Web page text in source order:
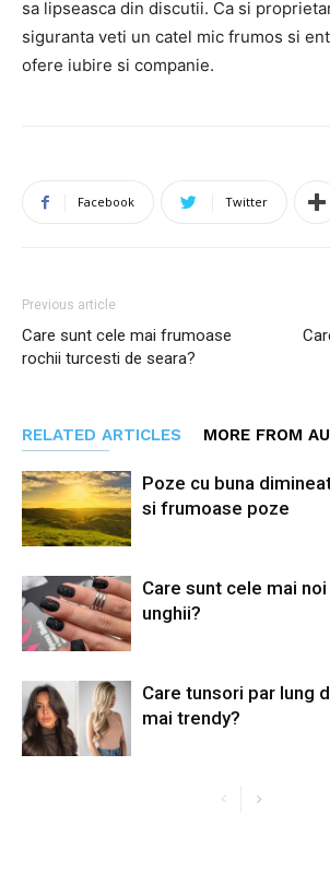
sa lipseasca din discutii. Ca si
siguranta veti un catel mic frumos si
ofere iubire si companie.
Facebook Twitter
Previous article
Care sunt cele mai frumoase
rochii turcesti de seara?
RELATED ARTICLES MORE FROM
Poze cu buna
si frumoase poze
Care sunt cele mai
unghii?
Care tunsori par lung
mai trendy?